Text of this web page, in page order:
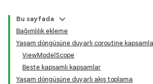
Bu sayfada
Bağımlılık ekleme
Yaşam döngüsüne duyarlı coroutine
ViewModelScope
Beste kapsamlı kapsamlar
Yaşam döngüsüne duyarlı akış toplama